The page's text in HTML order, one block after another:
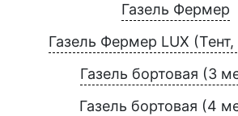
Газель Фермер
Газель Фермер LUX
Газель бортовая (3
Газель бортовая (4